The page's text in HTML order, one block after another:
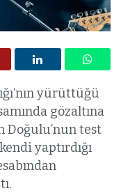
yürüttüğü
gözaltına
Doğulu’nun test
yaptırdığı